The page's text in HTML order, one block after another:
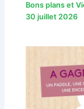
Bons plans et
30 juillet 2026